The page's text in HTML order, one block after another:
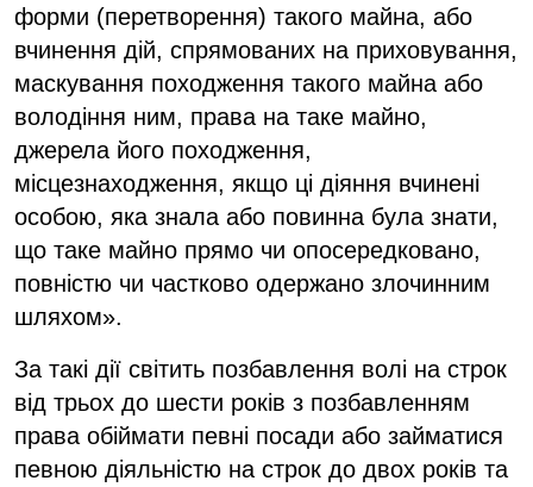
форми (перетворення) такого майна, або
вчинення дій, спрямованих на приховування,
маскування походження такого майна або
володіння ним, права на таке майно,
джерела його походження,
місцезнаходження, якщо ці діяння вчинені
особою, яка знала або повинна була знати,
що таке майно прямо чи опосередковано,
повністю чи частково одержано злочинним
шляхом».
За такі дії світить позбавлення волі на строк
від трьох до шести років з позбавленням
права обіймати певні посади або займатися
певною діяльністю на строк до двох років та